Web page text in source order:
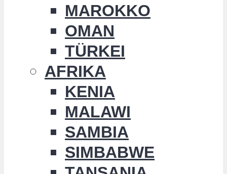
MAROKKO
OMAN
TÜRKEI
AFRIKA
KENIA
MALAWI
SAMBIA
SIMBABWE